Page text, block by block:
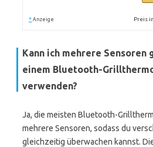
* Anzeige Preis
Kann ich mehrere
einem Bluetooth-
verwenden?
Ja, die meisten Bluetooth-
mehrere Sensoren, sodass du
gleichzeitig überwachen kannst.